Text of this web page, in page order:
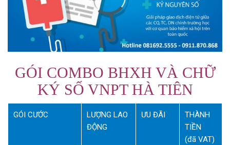
GÓI COMBO BHXH VÀ CHỮ
KÝ SỐ VNPT HÀ TIÊN
GÓI CƯỚC
LƯỢNG LAO
ĐỘNG
ƯU ĐÃI
THÀNH
TIỀN
(đã VAT)